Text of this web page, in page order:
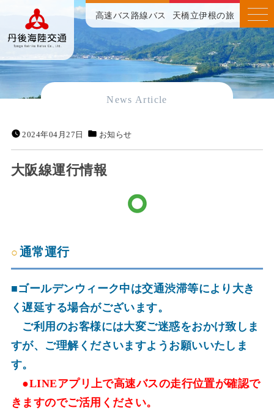
高速バス 路線バス 天橋立伊根の旅
News Article
2024年04月27日 お知らせ
大阪線運行情報
通常運行
■ゴールデンウィーク中は交通渋滞等により大き
く遅延する場合がございます。
ご利用のお客様には大変ご迷惑をおかけ致しま
すが、ご理解くださいますようお願いいたしま
す。
●LINEアプリ上で高速バスの走行位置が確認で
きますのでご活用ください。